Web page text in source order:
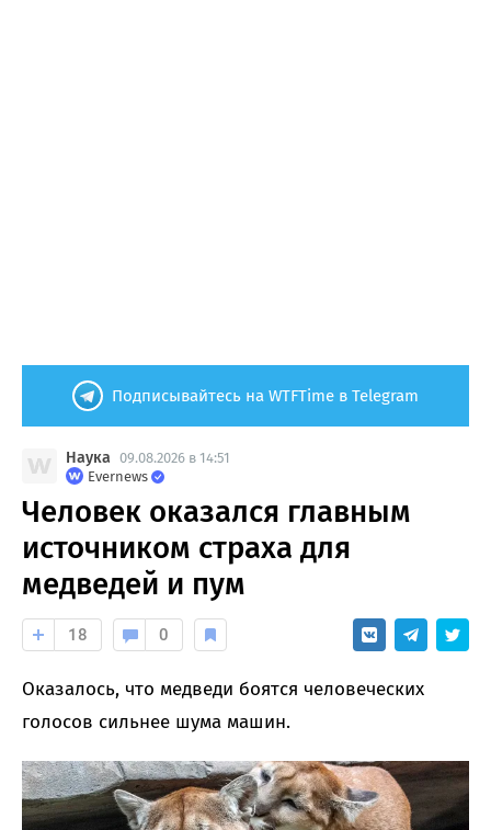
Подписывайтесь на WTFTime в Telegram
Наука 09.08.2026 в 14:51
Evernews
Человек оказался главным
источником страха для
медведей и пум
18 0
Оказалось, что медведи боятся человеческих
голосов сильнее шума машин.